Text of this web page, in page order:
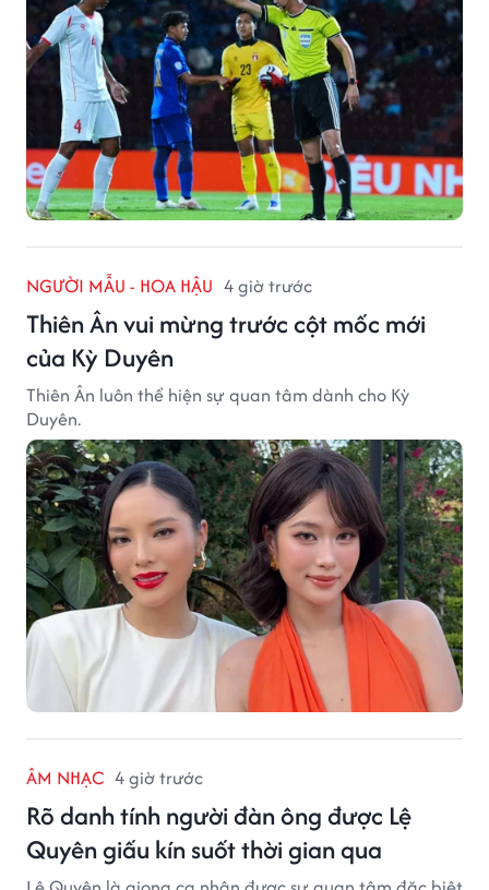
NGƯỜI MẪU - HOA HẬU 4 giờ trước
Thiên Ân vui mừng trước cột mốc mới
của Kỳ Duyên
Thiên Ân luôn thể hiện sự quan tâm dành cho Kỳ
Duyên.
ÂM NHẠC 4 giờ trước
Rõ danh tính người đàn ông được Lệ
Quyên giấu kín suốt thời gian qua